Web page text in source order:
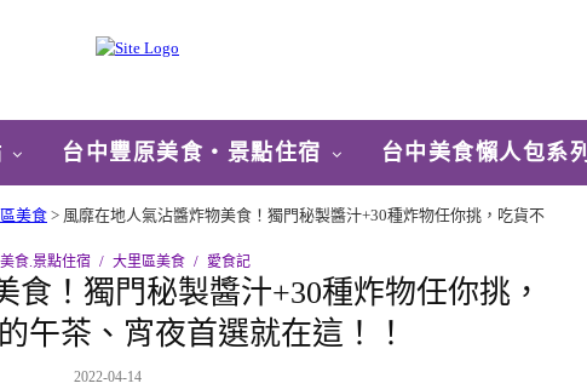
台中豐原美食‧景點住宿 台中美食懶人包系列
美食 > 風靡在地人氣沾醬炸物美食！獨門秘製醬汁+30種炸物任你挑，吃貨不
食.景點住宿 大里區美食 愛食記
食！獨門秘製醬汁+30種炸物任你挑，
午茶、宵夜首選就在這！！
2022-04-14